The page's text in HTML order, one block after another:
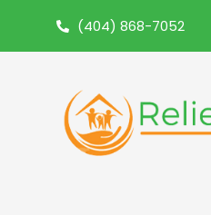
(404) 868-7052